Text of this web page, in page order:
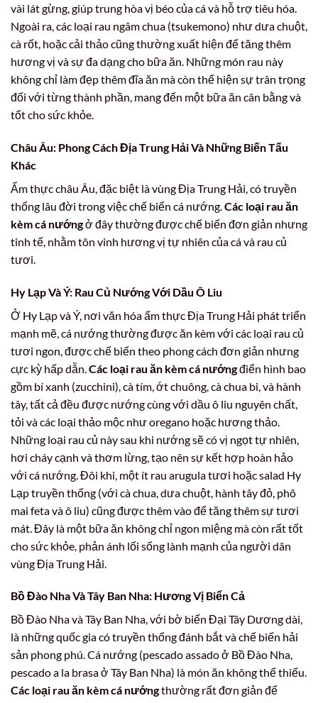
vài lát gừng, giúp trung hòa vị béo của cá và hỗ trợ tiêu hóa.
Ngoài ra, các loại rau ngâm chua (tsukemono) như dưa chuột,
cà rốt, hoặc cải thảo cũng thường xuất hiện để tăng thêm
hương vị và sự đa dạng cho bữa ăn. Những món rau này
không chỉ làm đẹp thêm đĩa ăn mà còn thể hiện sự trân trọng
đối với từng thành phần, mang đến một bữa ăn cân bằng và
tốt cho sức khỏe.
Châu Âu: Phong Cách Địa Trung Hải Và Những Biến Tấu
Khác
Ẩm thực châu Âu, đặc biệt là vùng Địa Trung Hải, có truyền
thống lâu đời trong việc chế biến cá nướng. Các loại rau ăn
kèm cá nướngở đây thường được chế biến đơn giản nhưng
tinh tế, nhằm tôn vinh hương vị tự nhiên của cá và rau củ
tươi.
Hy Lạp Và Ý: Rau Củ Nướng Với Dầu Ô Liu
Ở Hy Lạp và Ý, nơi văn hóa ẩm thực Địa Trung Hải phát triển
mạnh mẽ, cá nướng thường được ăn kèm với các loại rau củ
tươi ngon, được chế biến theo phong cách đơn giản nhưng
cực kỳ hấp dẫn. Các loại rau ăn kèm cá nướngđiển hình bao
gồm bí xanh (zucchini), cà tím, ớt chuông, cà chua bi, và hành
tây, tất cả đều được nướng cùng với dầu ô liu nguyên chất,
tỏi và các loại thảo mộc như oregano hoặc hương thảo.
Những loại rau củ này sau khi nướng sẽ có vị ngọt tự nhiên,
hơi cháy cạnh và thơm lừng, tạo nên sự kết hợp hoàn hảo
với cá nướng. Đôi khi, một ít rau arugula tươi hoặc salad Hy
Lạp truyền thống (với cà chua, dưa chuột, hành tây đỏ, phô
mai feta và ô liu) cũng được thêm vào để tăng thêm sự tươi
mát. Đây là một bữa ăn không chỉ ngon miệng mà còn rất tốt
cho sức khỏe, phản ánh lối sống lành mạnh của người dân
vùng Địa Trung Hải.
Bồ Đào Nha Và Tây Ban Nha: Hương Vị Biển Cả
Bồ Đào Nha và Tây Ban Nha, với bờ biển Đại Tây Dương dài,
là những quốc gia có truyền thống đánh bắt và chế biến hải
sản phong phú. Cá nướng (pescado assado ở Bồ Đào Nha,
pescado a la brasa ở Tây Ban Nha) là món ăn không thể thiếu.
Các loại rau ăn kèm cá nướngthường rất đơn giản để